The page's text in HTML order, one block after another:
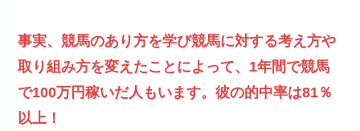
事実、競馬のあり方を学び競馬に対する考え方や
取り組み方を変えたことによって、1年間で競馬
で100万円稼いだ人もいます。彼の的中率は81％
以上！